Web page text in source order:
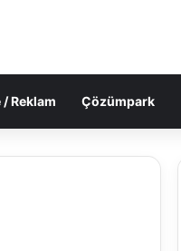
Reklam Çözümpark